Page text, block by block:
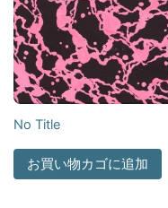
No Title
お買い物カゴに追加